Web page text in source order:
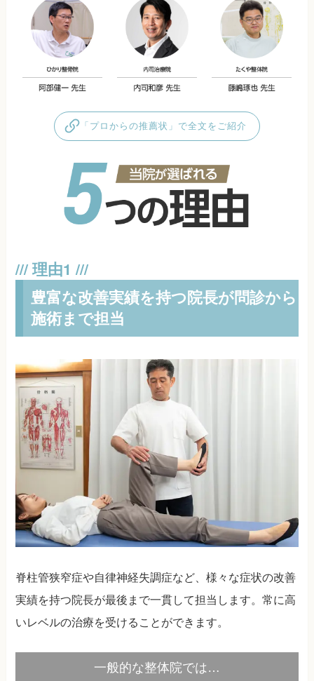
「プロからの推薦状」で全文をご紹介
豊富な改善実績を持つ院長が問診から
施術まで担当
脊柱管狭窄症や自律神経失調症など、様々な症状の改善
実績を持つ院長が最後まで一貫して担当します。常に高
いレベルの治療を受けることができます。
一般的な整体院では…